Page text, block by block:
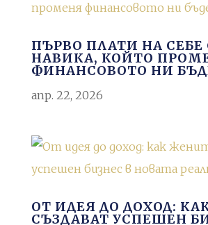
ПЪРВО ПЛАТИ НА СЕБЕ
НАВИКА, КОЙТО
ФИНАНСОВОТО НИ
апр. 22, 2026
ОТ ИДЕЯ ДО ДОХОД:
СЪЗДАВАТ УСПЕШЕН